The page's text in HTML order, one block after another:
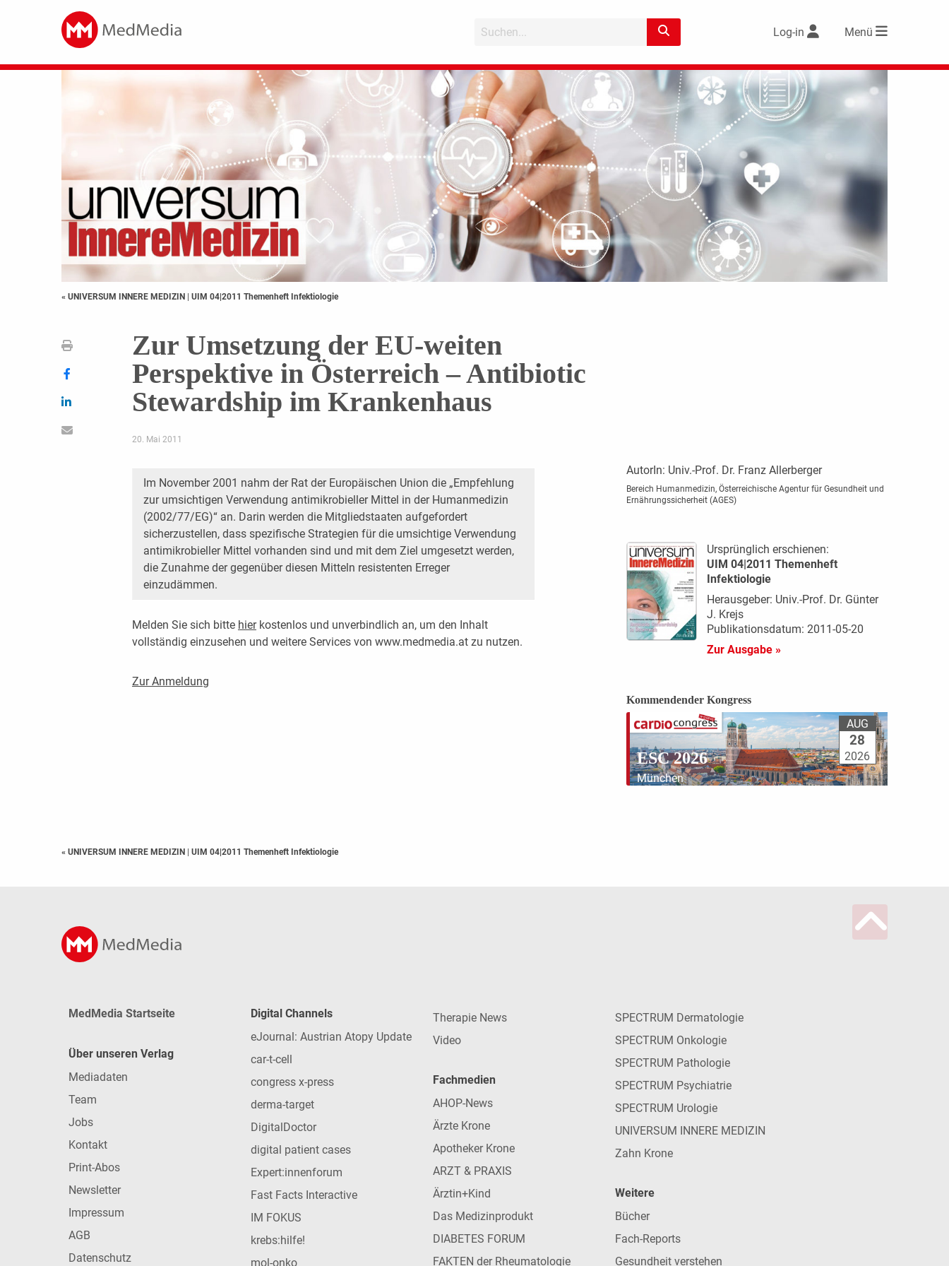
Log-in Menü
« UNIVERSUM INNERE MEDIZIN | UIM 04|2011 Themenheft Infektiologie
Zur Umsetzung der EU-weiten
Perspektive in Österreich – Antibiotic
Stewardship im Krankenhaus
20. Mai 2011
Im November 2001 nahm der Rat der Europäischen Union die „Empfehlung
zur umsichtigen Verwendung antimikrobieller Mittel in der Humanmedizin
(2002/77/EG)“ an. Darin werden die Mitgliedstaaten aufgefordert
sicherzustellen, dass spezifische Strategien für die umsichtige Verwendung
antimikrobieller Mittel vorhanden sind und mit dem Ziel umgesetzt werden,
die Zunahme der gegenüber diesen Mitteln resistenten Erreger
einzudämmen.
Melden Sie sich bitte hierkostenlos und unverbindlich an, um den Inhalt
vollständig einzusehen und weitere Services von www.medmedia.at zu nutzen.
Zur Anmeldung
AutorIn: Univ.-Prof. Dr. Franz Allerberger
Bereich Humanmedizin, Österreichische Agentur für Gesundheit und
Ernährungssicherheit (AGES)
Ursprünglich erschienen:
UIM 04|2011 Themenheft
Infektiologie
Herausgeber: Univ.-Prof. Dr. Günter
J. Krejs
Publikationsdatum: 2011-05-20
Zur Ausgabe »
Kommendender Kongress
ESC 2026
München
AUG
28
2026
« UNIVERSUM INNERE MEDIZIN | UIM 04|2011 Themenheft Infektiologie
MedMedia Startseite
Über unseren Verlag
Mediadaten
Team
Jobs
Kontakt
Print-Abos
Newsletter
Impressum
AGB
Datenschutz
Digital Channels
eJournal: Austrian Atopy Update
car-t-cell
congress x-press
derma-target
DigitalDoctor
digital patient cases
Expert:innenforum
Fast Facts Interactive
IM FOKUS
krebs:hilfe!
mol-onko
Therapie News
Video
Fachmedien
AHOP-News
Ärzte Krone
Apotheker Krone
ARZT & PRAXIS
Ärztin+Kind
Das Medizinprodukt
DIABETES FORUM
FAKTEN der Rheumatologie
SPECTRUM Dermatologie
SPECTRUM Onkologie
SPECTRUM Pathologie
SPECTRUM Psychiatrie
SPECTRUM Urologie
UNIVERSUM INNERE MEDIZIN
Zahn Krone
Weitere
Bücher
Fach-Reports
Gesundheit verstehen